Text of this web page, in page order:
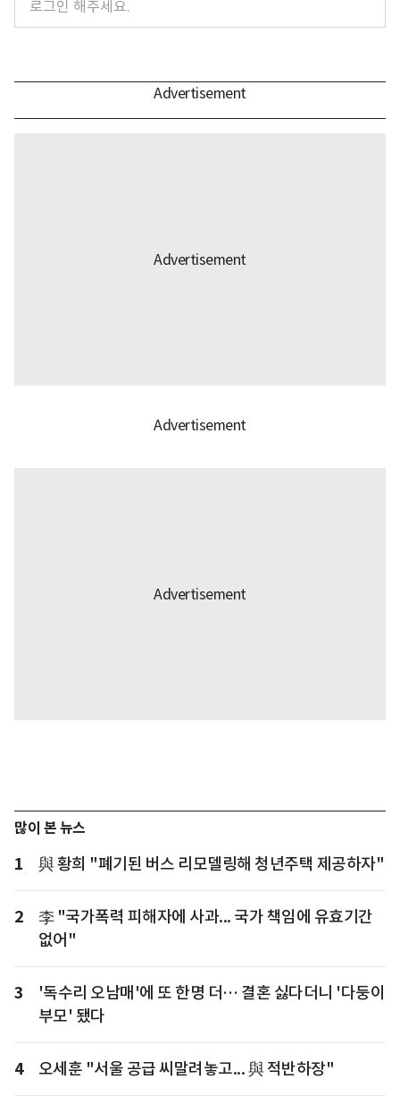
많이 본 뉴스
1 與 황희 "폐기된 버스 리모델링해 청년주택 제공하자"
2
李 "국가폭력 피해자에 사과... 국가 책임에 유효기간
없어"
3
'독수리 오남매'에 또 한명 더… 결혼 싫다더니 '다둥이
부모' 됐다
4 오세훈 "서울 공급 씨말려놓고... 與 적반하장"